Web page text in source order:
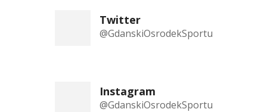
Twitter
@GdanskiOsrodekSportu
Instagram
@GdanskiOsrodekSportu